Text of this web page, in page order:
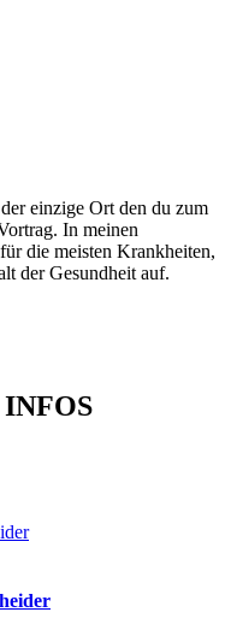
einzige Ort den du zum
In meinen
die meisten Krankheiten,
der Gesundheit auf.